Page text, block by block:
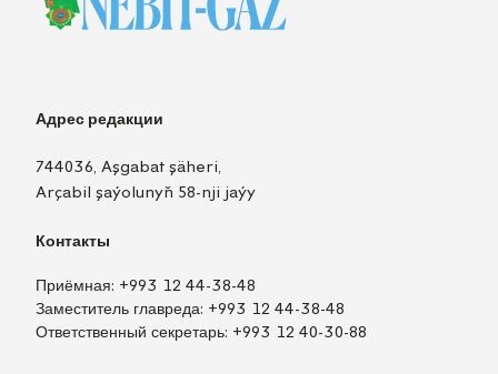
Адрес редакции
744036, Aşgabat şäheri,
Arçabil şaýolunyň 58-nji jaýy
Контакты
Приёмная: +993 12 44-38-48
Заместитель главреда: +993 12 44-38-48
Ответственный секретарь: +993 12 40-30-88